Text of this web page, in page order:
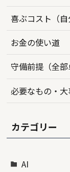
喜ぶコスト（自
お金の使い道
守備前提（全部
必要なもの・
カテゴリー
AI